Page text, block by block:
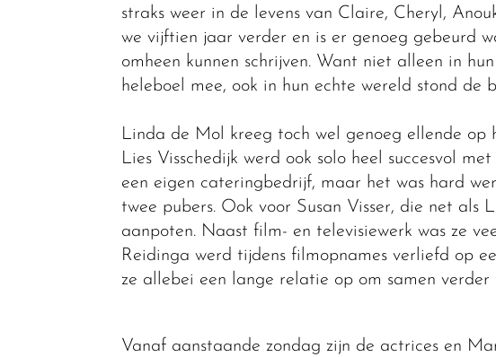
straks weer in de levens van Claire, Cheryl,
we vijftien jaar verder en is er genoeg gebeurd
omheen kunnen schrijven. Want niet alleen in
heleboel mee, ook in hun echte wereld stond de
Linda de Mol kreeg toch wel genoeg ellende op
Lies Visschedijk werd ook solo heel succesvol
een eigen cateringbedrijf, maar het was hard
twee pubers. Ook voor Susan Visser, die net als
aanpoten. Naast film- en televisiewerk was ze
Reidinga werd tijdens filmopnames verliefd op
ze allebei een lange relatie op om samen verder
Vanaf aanstaande zondag zijn de actrices en